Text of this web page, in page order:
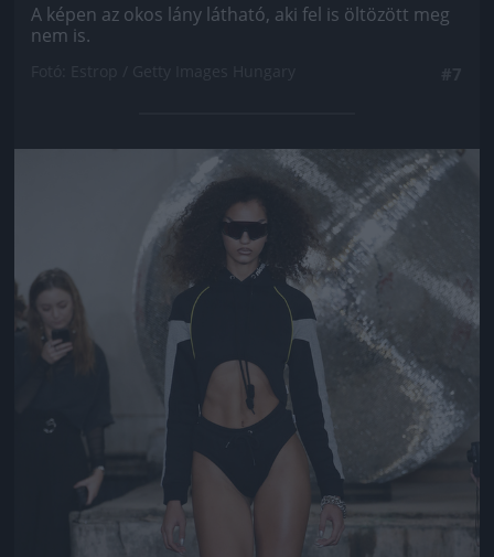
A képen az okos lány látható, aki fel is öltözött meg
nem is.
Jön még kép!